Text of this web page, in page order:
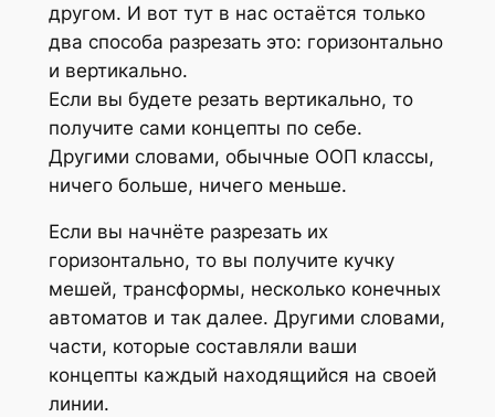
другом. И вот тут в нас остаётся только
два способа разрезать это: горизонтально
и вертикально.
Если вы будете резать вертикально, то
получите сами концепты по себе.
Другими словами, обычные ООП классы,
ничего больше, ничего меньше.
Если вы начнёте разрезать их
горизонтально, то вы получите кучку
мешей, трансформы, несколько конечных
автоматов и так далее. Другими словами,
части, которые составляли ваши
концепты каждый находящийся на своей
линии.